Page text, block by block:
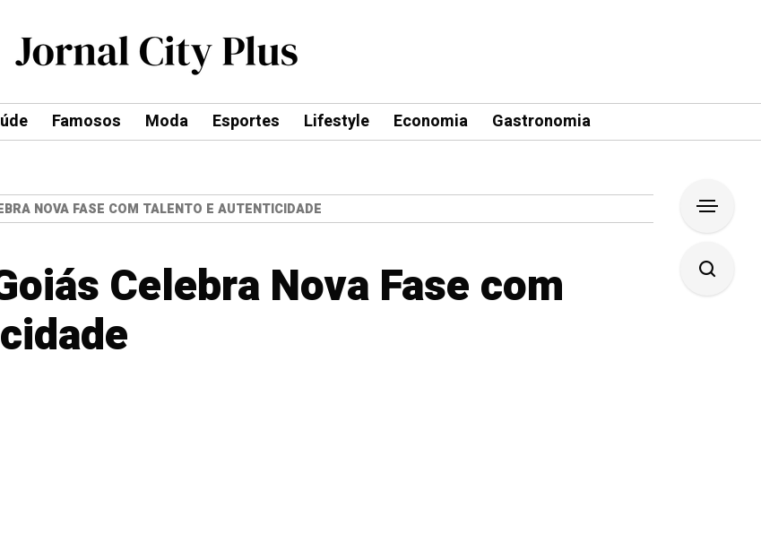
Famosos Moda Esportes Lifestyle Economia Gastronomia
NOVA FASE COM TALENTO E AUTENTICIDADE
Celebra Nova Fase com